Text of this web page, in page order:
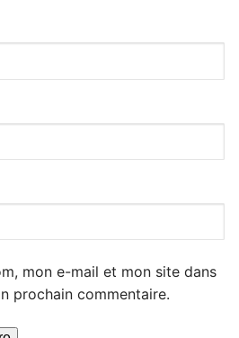
mon e-mail et mon site dans
prochain commentaire.